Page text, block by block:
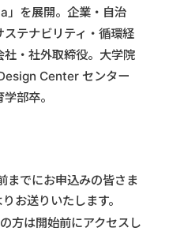
を展開。企業・自治
テナビリティ・循環経
・社外取締役。大学院
Center センター
部卒。
までにお申込みの皆さま
お送りいたします。
方は開始前にアクセスし